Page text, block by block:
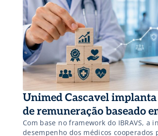
Unimed Cascavel
de remuneração baseado
Com base no framework do IBRAVS, a
desempenho dos médicos cooperados